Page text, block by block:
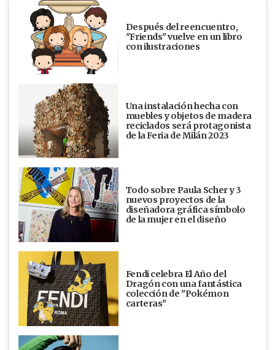
Después del reencuentro,
"Friends" vuelve en un libro
con ilustraciones
Una instalación hecha con
muebles y objetos de madera
reciclados será protagonista
de la Feria de Milán 2023
Todo sobre Paula Scher y 3
nuevos proyectos de la
diseñadora gráfica símbolo
de la mujer en el diseño
Fendi celebra El Año del
Dragón con una fantástica
colección de "Pokémon
carteras"